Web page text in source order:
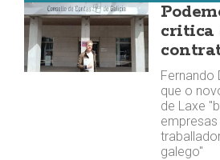
critica
Fernando
que o
de Laxe
galego"